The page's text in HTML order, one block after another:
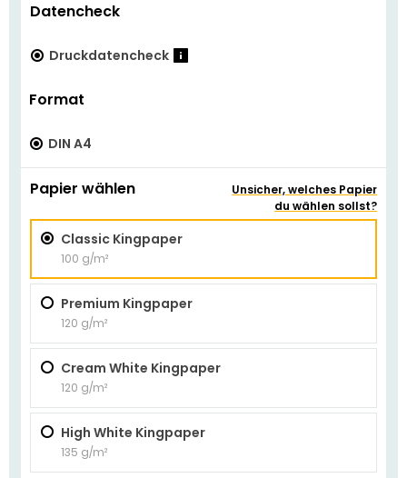
Datencheck
Druckdatencheck
Format
DIN A4
Papier wählen
Unsicher, welches Papier
du wählen sollst?
Classic Kingpaper
100 g/m²
Premium Kingpaper
120 g/m²
Cream White Kingpaper
120 g/m²
High White Kingpaper
135 g/m²